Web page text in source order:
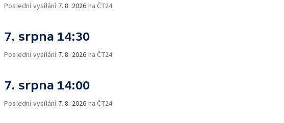
Poslední vysílání 7. 8. 2026 na ČT24
7. srpna 14:30
Poslední vysílání 7. 8. 2026 na ČT24
7. srpna 14:00
Poslední vysílání 7. 8. 2026 na ČT24